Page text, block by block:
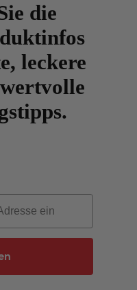
die
leckere